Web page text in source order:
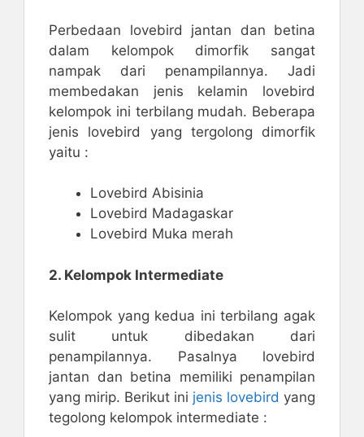
Perbedaan lovebird jantan dan betina
dalam kelompok dimorfik sangat
nampak dari penampilannya. Jadi
membedakan jenis kelamin lovebird
kelompok ini terbilang mudah. Beberapa
jenis lovebird yang tergolong dimorfik
yaitu :
Lovebird Abisinia
Lovebird Madagaskar
Lovebird Muka merah
2. Kelompok Intermediate
Kelompok yang kedua ini terbilang agak
sulit untuk dibedakan dari
penampilannya. Pasalnya lovebird
jantan dan betina memiliki penampilan
yang mirip. Berikut ini jenis lovebird yang
tegolong kelompok intermediate :